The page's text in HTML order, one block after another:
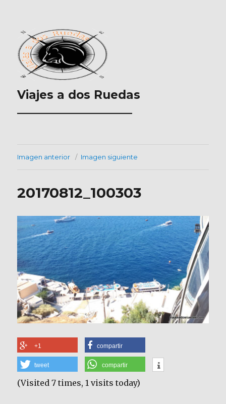
Viajes a dos Ruedas
___________________
Imagen anterior Imagen siguiente
20170812_100303
+1 compartir
tweet compartir
(Visited 7 times, 1 visits today)